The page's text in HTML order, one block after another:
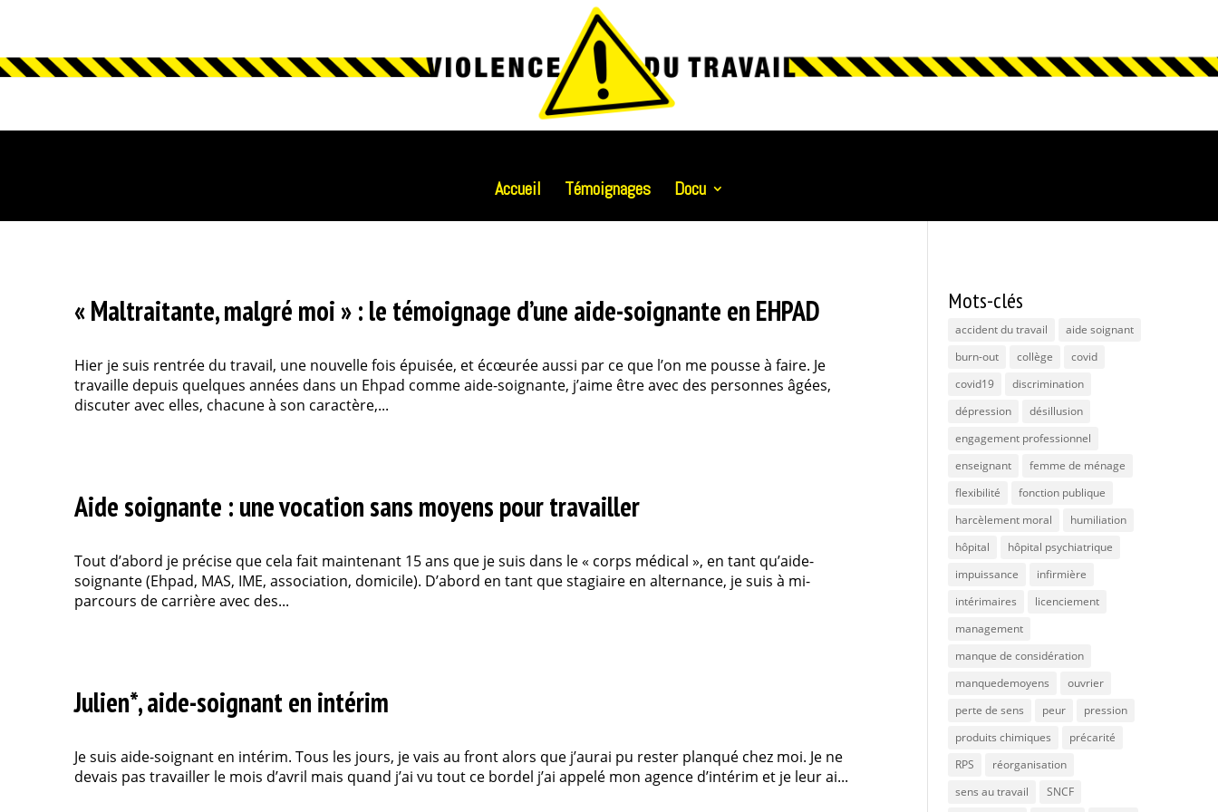
Accueil Témoignages Docu
« Maltraitante, malgré moi » : le témoignage d’une aide-soignante en EHPAD
Hier je suis rentrée du travail, une nouvelle fois épuisée, et écœurée aussi par ce que l’on me pousse à faire. Je
travaille depuis quelques années dans un Ehpad comme aide-soignante, j’aime être avec des personnes âgées,
discuter avec elles, chacune à son caractère,...
Aide soignante : une vocation sans moyens pour travailler
Tout d’abord je précise que cela fait maintenant 15 ans que je suis dans le « corps médical », en tant qu’aide-
soignante (Ehpad, MAS, IME, association, domicile). D’abord en tant que stagiaire en alternance, je suis à mi-
parcours de carrière avec des...
Julien*, aide-soignant en intérim
Je suis aide-soignant en intérim. Tous les jours, je vais au front alors que j’aurai pu rester planqué chez moi. Je ne
devais pas travailler le mois d’avril mais quand j’ai vu tout ce bordel j’ai appelé mon agence d’intérim et je leur ai...
Mots-clés
accident du travail
aide soignant
burn-out
collège
covid
covid19
discrimination
dépression
désillusion
engagement professionnel
enseignant
femme de ménage
flexibilité
fonction publique
harcèlement moral
humiliation
hôpital
hôpital psychiatrique
impuissance
infirmière
intérimaires
licenciement
management
manque de considération
manquedemoyens
ouvrier
perte de sens
peur
pression
produits chimiques
précarité
RPS
réorganisation
sens au travail
SNCF